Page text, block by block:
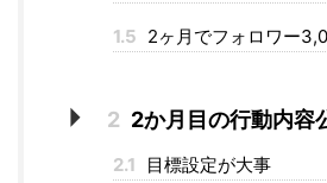
1.5 2ヶ月でフォロワー
2 2か月目の行動内容
2.1 目標設定が大事